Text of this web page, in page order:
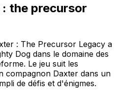
the precursor
: The Precursor Legacy a
Dog dans le domaine des
. Le jeu suit les
compagnon Daxter dans un
de défis et d'énigmes.